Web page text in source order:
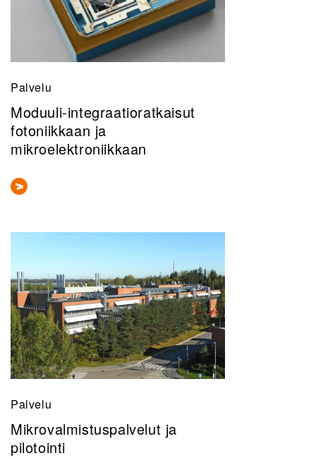
Palvelu
Moduuli-integraatioratkaisut
fotoniikkaan ja
mikroelektroniikkaan
Palvelu
Mikrovalmistuspalvelut ja
pilotointi